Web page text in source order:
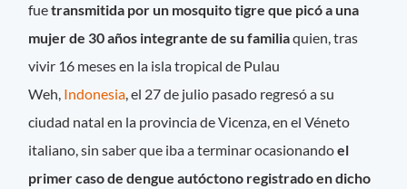
fuetransmitida por un mosquito tigre que picó a una
mujer de 30 años integrante de su familiaquien, tras
vivir 16 meses en la isla tropical de Pulau
Weh, Indonesia, el 27 de julio pasado regresó a su
ciudad natal en la provincia de Vicenza, en el Véneto
italiano, sin saber que iba a terminar ocasionandoel
primer caso de dengue autóctono registrado en dicho